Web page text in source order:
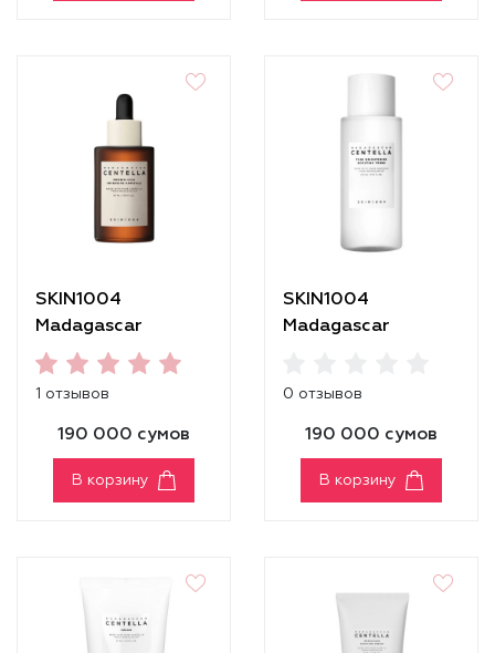
SKIN1004
Madagascar
Centella Probio-
Cica Intensive
1 отзывов
190 000 сумов
В корзину
SKIN1004
Madagascar
0 отзывов
190 000 сумов
В корзину